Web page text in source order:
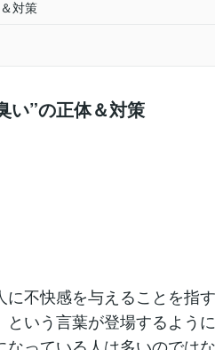
対策
”の正体＆対策
不快感を与えることを指
という言葉が登場するよう